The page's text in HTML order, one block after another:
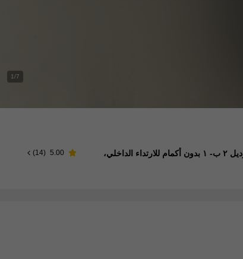
1/7
SHEIN Essnce فستان نسائي للخريف رمادي اللون ذو ربطة خصر مرفقة يُنعَش الخصر، وشق في الذيل يظهر الساقين الطويلتين، فستان نسائي طويل، بموديل ٢ ب- ١ بدون أكمام للارتداء الداخلي،
5.00
(
14
)